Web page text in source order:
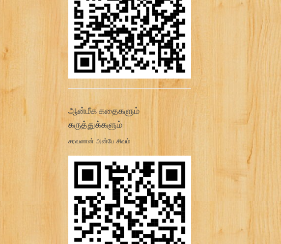
ஆன்மீக கதைகளும்
கருத்துக்களும்:
சரவணன் அன்பே சிவம்